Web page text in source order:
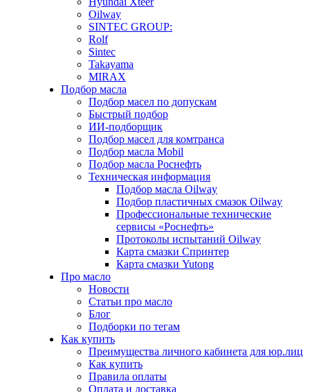
Oilway
SINTEC GROUP:
Rolf
Sintec
Takayama
MIRAX
Подбор масла
Подбор масел по допускам
Быстрый подбор
ИИ-подборщик
Подбор масел для комтранса
Подбор масла Mobil
Подбор масла Роснефть
Техническая информация
Подбор масла Oilway
Подбор пластичных смазок Oilway
Профессиональные технические
сервисы «Роснефть»
Протоколы испытаний Oilway
Карта смазки Спринтер
Карта смазки Yutong
Про масло
Новости
Статьи про масло
Блог
Подборки по тегам
Как купить
Преимущества личного кабинета для юр.лиц
Как купить
Правила оплаты
Оплата и доставка